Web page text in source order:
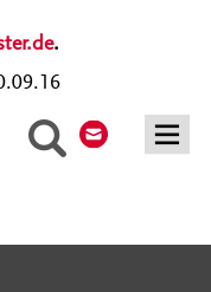
Suche
.